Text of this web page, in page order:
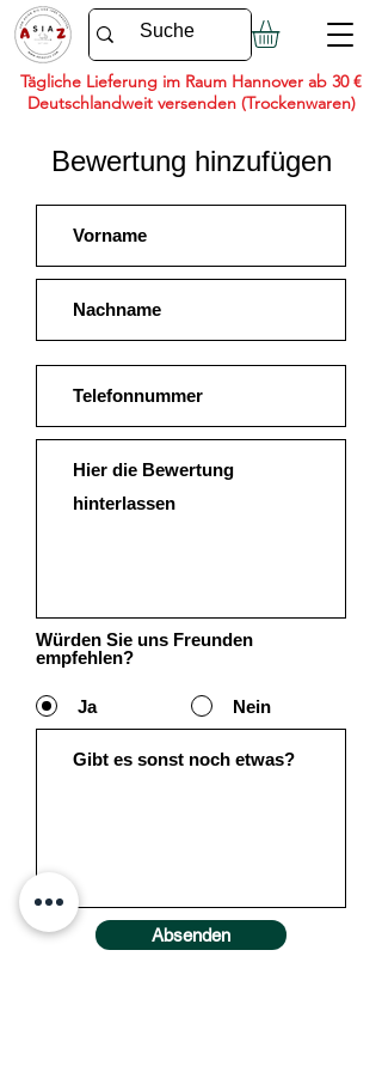
Tägliche Lieferung im Raum Hannover ab 30 €
Deutschlandweit versenden (Trockenwaren)
Bewertung hinzufügen
Würden Sie uns Freunden
empfehlen?
Ja Nein
Absenden